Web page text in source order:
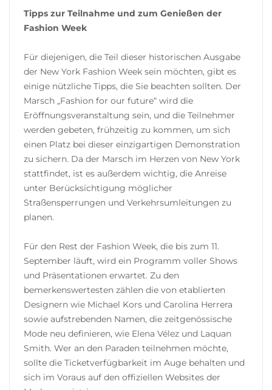
Tipps zur Teilnahme und zum Genießen der
Fashion Week
Für diejenigen, die Teil dieser historischen Ausgabe
der New York Fashion Week sein möchten, gibt es
einige nützliche Tipps, die Sie beachten sollten. Der
Marsch „Fashion for our future“ wird die
Eröffnungsveranstaltung sein, und die Teilnehmer
werden gebeten, frühzeitig zu kommen, um sich
einen Platz bei dieser einzigartigen Demonstration
zu sichern. Da der Marsch im Herzen von New York
stattfindet, ist es außerdem wichtig, die Anreise
unter Berücksichtigung möglicher
Straßensperrungen und Verkehrsumleitungen zu
planen.
Für den Rest der Fashion Week, die bis zum 11.
September läuft, wird ein Programm voller Shows
und Präsentationen erwartet. Zu den
bemerkenswertesten zählen die von etablierten
Designern wie Michael Kors und Carolina Herrera
sowie aufstrebenden Namen, die zeitgenössische
Mode neu definieren, wie Elena Vélez und Laquan
Smith. Wer an den Paraden teilnehmen möchte,
sollte die Ticketverfügbarkeit im Auge behalten und
sich im Voraus auf den offiziellen Websites der